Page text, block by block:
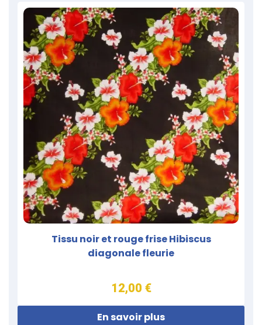
Tissu noir et rouge frise Hibiscus
diagonale fleurie
12,00 €
En savoir plus